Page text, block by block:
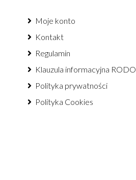
Moje konto
Kontakt
Regulamin
Klauzula informacyjna RODO
Polityka prywatności
Polityka Cookies